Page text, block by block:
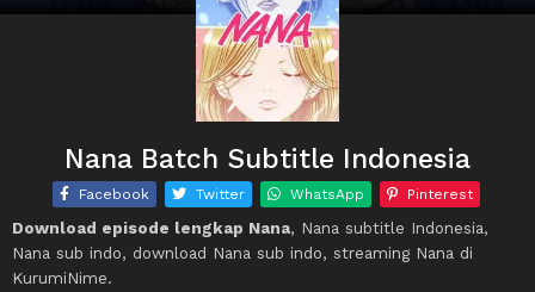
Nana Batch Subtitle Indonesia
Facebook Twitter WhatsApp Pinterest
Download episode lengkap Nana, Nana subtitle Indonesia,
Nana sub indo, download Nana sub indo, streaming Nana di
KurumiNime.